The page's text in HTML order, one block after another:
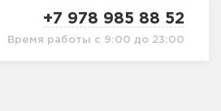
+7 978 985 88 52
Время работы с 9:00 до 23:00